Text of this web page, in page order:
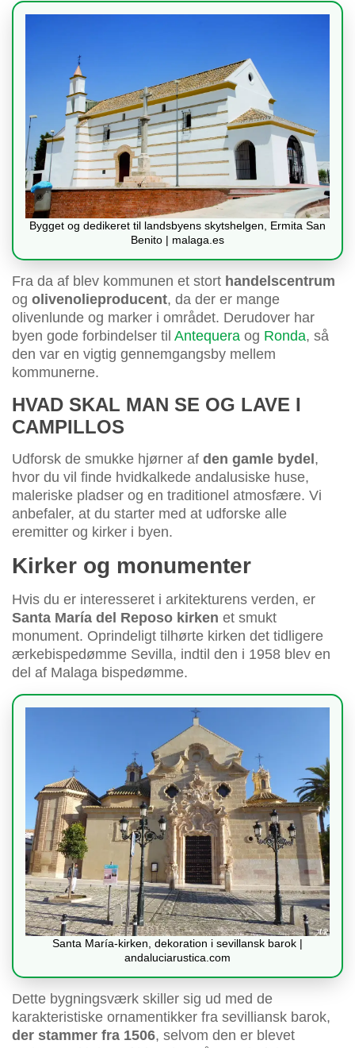
Bygget og dedikeret til landsbyens skytshelgen, Ermita San
Benito | malaga.es
Fra da af blev kommunen et stort handelscentrum
og olivenolieproducent, da der er mange
olivenlunde og marker i området. Derudover har
byen gode forbindelser til Antequera og Ronda, så
den var en vigtig gennemgangsby mellem
kommunerne.
HVAD SKAL MAN SE OG LAVE I
CAMPILLOS
Udforsk de smukke hjørner af den gamle bydel ,
hvor du vil finde hvidkalkede andalusiske huse,
maleriske pladser og en traditionel atmosfære. Vi
anbefaler, at du starter med at udforske alle
eremitter og kirker i byen.
Kirker og monumenter
Hvis du er interesseret i arkitekturens verden, er
Santa María del Reposo kirken et smukt
monument. Oprindeligt tilhørte kirken det tidligere
ærkebispedømme Sevilla, indtil den i 1958 blev en
del af Malaga bispedømme.
Santa María-kirken, dekoration i sevillansk barok |
andaluciarustica.com
Dette bygningsværk skiller sig ud med de
karakteristiske ornamentikker fra sevilliansk barok,
der stammer fra 1506, selvom den er blevet